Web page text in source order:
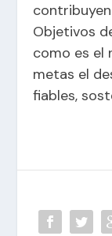
Objetivos
como es el
metas el
fiables,